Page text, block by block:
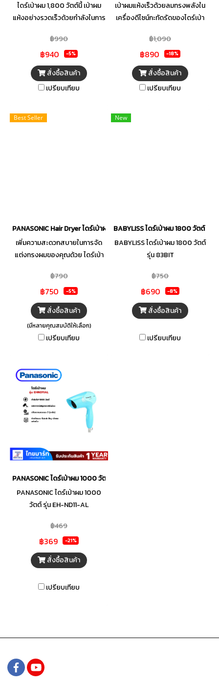
ไดร์เป่าผม 1,800 วัตต์นี้ เป่าผม
แห้งอย่างรวดเร็วด้วยกำลังในการ
วัตต์* ด้วยระบบ Ionity ไดร์เป่าผม
จะปล่อยอนุภาคไอออนที่เคลือบ
เส้นผม ให้ผมดูนุ่มลื่นและเงางาม
นอกจากนี้ยังมีโหมดดูแลหนังศีรษะ
และโหมดป้องกันความร้อนสำหรับ
฿990
฿940 -5%
สั่งซื้อสินค้า
เปรียบเทียบ
เป่าผมแห้งเร็วด้วยลมทรงพลังใน
เครื่องดีไซน์กะทัดรัดของไดร์เป่า
PANASONIC ให้กระแสลมทรง
พลัง เพื่อเป่าผมคุณให้แห้งไว
เหมือนใช้ไดร์เป่าผมที่มีกำลัง
2300 วัตต์ โดยโครงสร้าง
ออกแบบให้ลมพุ่งเข้าหาศูนย์กลาง
ทั้งยังมีหัวเป่าเฉพาะที่ขนาด 11 มม.
฿1,090
฿890 -18%
สั่งซื้อสินค้า
เปรียบเทียบ
Best Seller
PANASONIC Hair Dryer ไดร์เป่าผม (1500 วัตต์) รุ่น EH-ND57-HL กำลัง
เพิ่มความสะดวกสบายในการจัด
แต่งทรงผมของคุณด้วย ไดร์เป่า
วัสดุที่มีคุณภาพ แข็งแรง ทนทาน
สามารถเลือกปรับฟังก์ชันการใช้
งานได้สูงสุดถึง 3 โหมดเพื่อให้ได้
ทรงผมที่ถูกใจ ตัวเครื่องทำงาน
เงียบเพียง 55 เดซิเบล ซึ่งมีความ
เบามากพอแม้ใช้งานในตอนกลาง
และประหยัดพื้นที่ใช้งาน
฿790
฿750 -5%
สั่งซื้อสินค้า
(มีหลายคุณสมบัติให้เลือก)
เปรียบเทียบ
New
BABYLISS ไดร์เป่าผม 1800 วัตต์ รุ่น
BABYLISS ไดร์เป่าผม 1800 วัตต์
รุ่น 83BIT
฿750
฿690 -8%
สั่งซื้อสินค้า
เปรียบเทียบ
PANASONIC ไดร์เป่าผม 1000 วัตต์ รุ่น EH-ND11-AL
PANASONIC ไดร์เป่าผม 1000
วัตต์ รุ่น EH-ND11-AL
฿469
฿369 -21%
สั่งซื้อสินค้า
เปรียบเทียบ